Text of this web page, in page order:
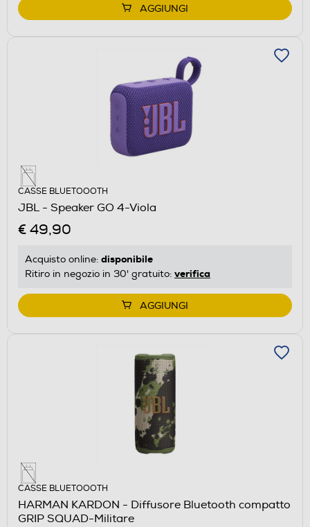
AGGIUNGI
CASSE BLUETOOOTH
JBL - Speaker GO 4-Viola
€ 49,90
Acquisto online: disponibile
Ritiro in negozio in 30' gratuito: verifica
AGGIUNGI
CASSE BLUETOOOTH
HARMAN KARDON - Diffusore Bluetooth compatto
GRIP SQUAD-Militare